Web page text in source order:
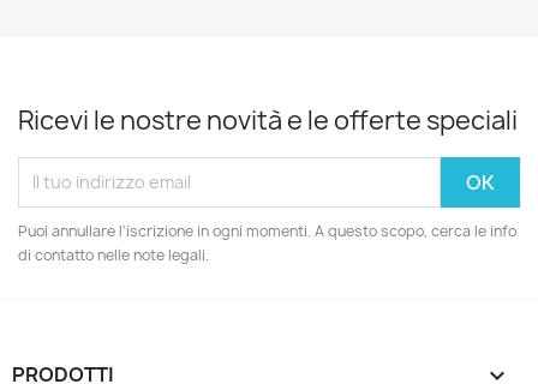
Ricevi le nostre novità e le offerte speciali
Puoi annullare l'iscrizione in ogni momenti. A questo scopo, cerca le info
di contatto nelle note legali.
PRODOTTI 